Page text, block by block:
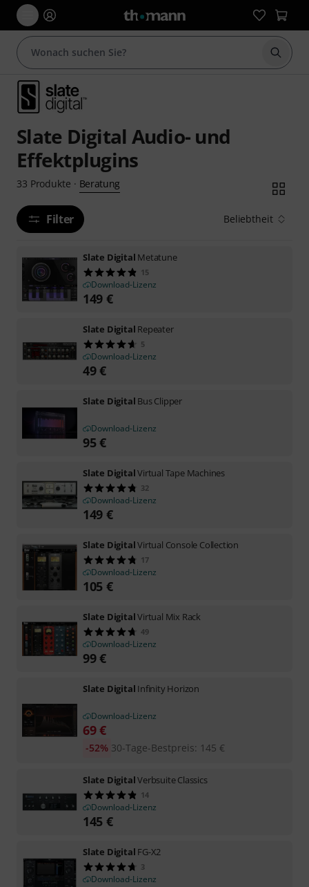
Suche
Slate Digital Audio- und
Effektplugins
33 Produkte · Beratung
Filter Beliebtheit
Slate Digital Metatune
15
Download-Lizenz
149 €
Slate Digital Repeater
5
Download-Lizenz
49€
Slate Digital Bus Clipper
Download-Lizenz
95€
Slate DigitalVirtual Tape Machines
32
Download-Lizenz
149 €
Slate DigitalVirtual Console Collection
17
Download-Lizenz
105 €
Slate DigitalVirtual Mix Rack
49
Download-Lizenz
99€
Slate Digital Infinity Horizon
Download-Lizenz
69€
30-Tage-Bestpreis: 145 €
-52%
Slate DigitalVerbsuite Classics
14
Download-Lizenz
145 €
Slate Digital FG-X2
3
Download-Lizenz